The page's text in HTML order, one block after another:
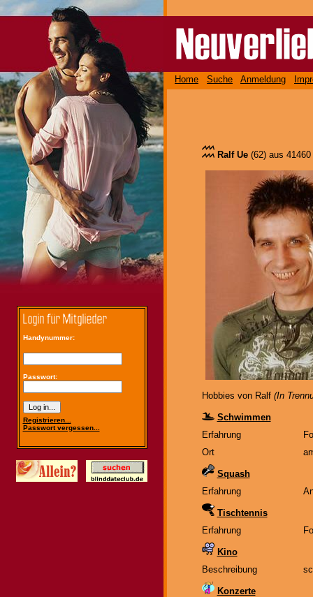
Handynummer:
Passwort:
Registrieren...
Passwort vergessen...
Home Suche Anmeldung
Ralf Ue(62) aus 41460
Hobbies von Ralf (In
Schwimmen
Erfahrung
Ort
Squash
Erfahrung
Tischtennis
Erfahrung
Kino
Beschreibung
Konzerte